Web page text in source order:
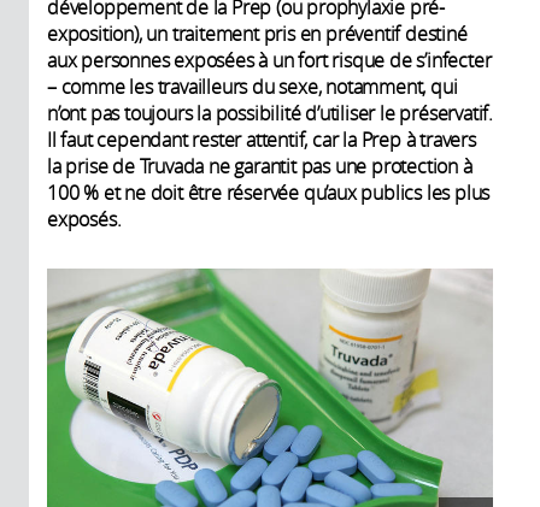
développement de la Prep (ou prophylaxie pré-
exposition), un traitement pris en préventif destiné
aux personnes exposées à un fort risque de s’infecter
– comme les travailleurs du sexe, notamment, qui
n’ont pas toujours la possibilité d’utiliser le préservatif.
Il faut cependant rester attentif, car la Prep à travers
la prise de Truvada ne garantit pas une protection à
100 % et ne doit être réservée qu’aux publics les plus
exposés.